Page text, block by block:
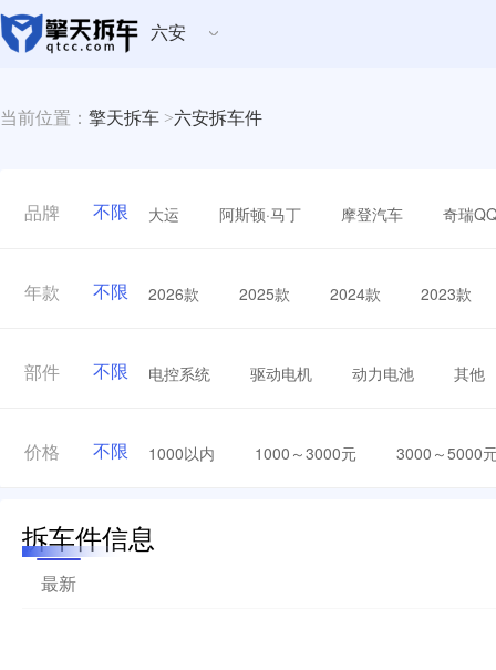
六安
当前位置： 擎天拆车 >六安拆车件
品牌 不限 大运 阿斯顿·马丁 摩登汽车 奇瑞
年款 不限 2026款 2025款 2024款 2023款
部件 不限 电控系统 驱动电机 动力电池 其他
价格 不限 1000以内 1000～3000元 3000～5000
拆车件信息
最新